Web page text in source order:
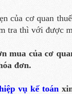
của cơ quan
tra thì với được
mua của cơ
đơn.
vụ kế toánxin